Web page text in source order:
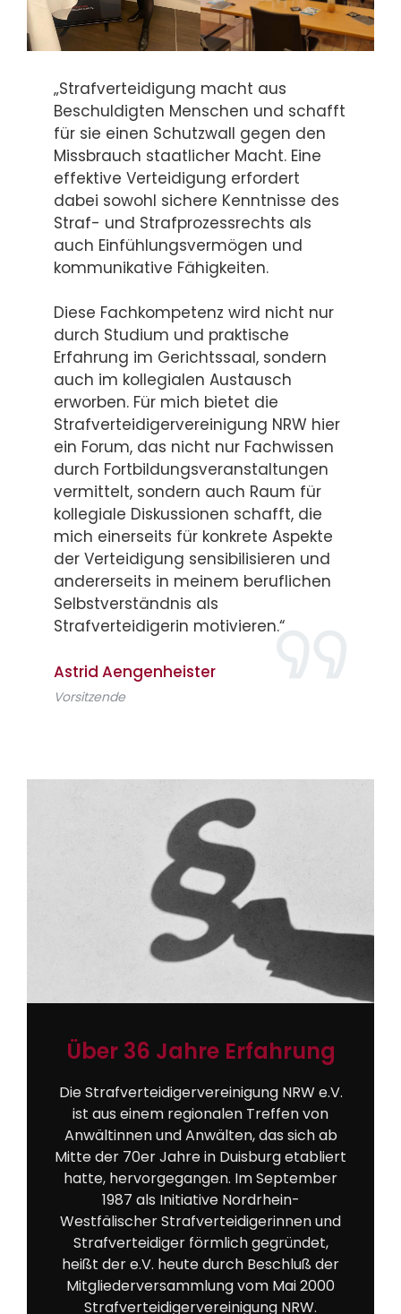
„Strafverteidigung macht aus
Beschuldigten Menschen und schafft
für sie einen Schutzwall gegen den
Missbrauch staatlicher Macht. Eine
effektive Verteidigung erfordert
dabei sowohl sichere Kenntnisse des
Straf- und Strafprozessrechts als
auch Einfühlungsvermögen und
kommunikative Fähigkeiten.
Diese Fachkompetenz wird nicht nur
durch Studium und praktische
Erfahrung im Gerichtssaal, sondern
auch im kollegialen Austausch
erworben. Für mich bietet die
Strafverteidigervereinigung NRW hier
ein Forum, das nicht nur Fachwissen
durch Fortbildungsveranstaltungen
vermittelt, sondern auch Raum für
kollegiale Diskussionen schafft, die
mich einerseits für konkrete Aspekte
der Verteidigung sensibilisieren und
andererseits in meinem beruflichen
Selbstverständnis als
Strafverteidigerin motivieren.“
Astrid Aengenheister
Vorsitzende
Über 36 Jahre Erfahrung
Die Strafverteidigervereinigung NRW e.V.
ist aus einem regionalen Treffen von
Anwältinnen und Anwälten, das sich ab
Mitte der 70er Jahre in Duisburg etabliert
hatte, hervorgegangen. Im September
1987 als Initiative Nordrhein-
Westfälischer Strafverteidigerinnen und
Strafverteidiger förmlich gegründet,
heißt der e.V. heute durch Beschluß der
Mitgliederversammlung vom Mai 2000
Strafverteidigervereinigung NRW.